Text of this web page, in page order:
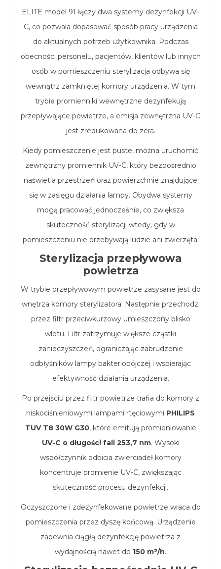
ELITE model 91 łączy dwa systemy dezynfekcji UV-
C, co pozwala dopasować sposób pracy urządzenia
do aktualnych potrzeb użytkownika. Podczas
obecności personelu, pacjentów, klientów lub innych
osób w pomieszczeniu sterylizacja odbywa się
wewnątrz zamkniętej komory urządzenia. W tym
trybie promienniki wewnętrzne dezynfekują
przepływające powietrze, a emisja zewnętrzna UV-C
jest zredukowana do zera.
Kiedy pomieszczenie jest puste, można uruchomić
zewnętrzny promiennik UV-C, który bezpośrednio
naświetla przestrzeń oraz powierzchnie znajdujące
się w zasięgu działania lampy. Obydwa systemy
mogą pracować jednocześnie, co zwiększa
skuteczność sterylizacji wtedy, gdy w
pomieszczeniu nie przebywają ludzie ani zwierzęta.
Sterylizacja przepływowa
powietrza
W trybie przepływowym powietrze zasysane jest do
wnętrza komory sterylizatora. Następnie przechodzi
przez filtr przeciwkurzowy umieszczony blisko
wlotu. Filtr zatrzymuje większe cząstki
zanieczyszczeń, ograniczając zabrudzenie
odbłyśników lampy bakteriobójczej i wspierając
efektywność działania urządzenia.
Po przejściu przez filtr powietrze trafia do komory z
niskociśnieniowymi lampami rtęciowymi PHILIPS
TUV T8 30W G30, które emitują promieniowanie
UV-C o długości fali 253,7 nm. Wysoki
współczynnik odbicia zwierciadeł komory
koncentruje promienie UV-C, zwiększając
skuteczność procesu dezynfekcji.
Oczyszczone i zdezynfekowane powietrze wraca do
pomieszczenia przez dyszę końcową. Urządzenie
zapewnia ciągłą dezynfekcję powietrza z
wydajnością nawet do 150 m³/h.